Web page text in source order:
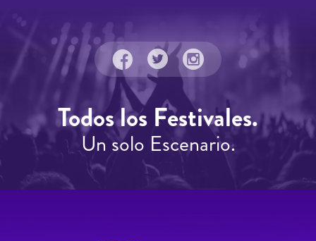
Todos los Festivales.
Un solo Escenario.